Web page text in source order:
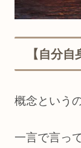
【自分自
概念という
一言で言っ